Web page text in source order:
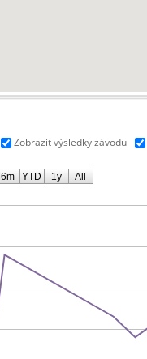
Zobrazit výsledky závodu
6m YTD 1y All